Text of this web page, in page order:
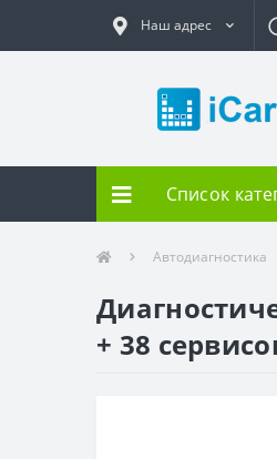
Наш адрес
Список
Автодиагностика
+ 38